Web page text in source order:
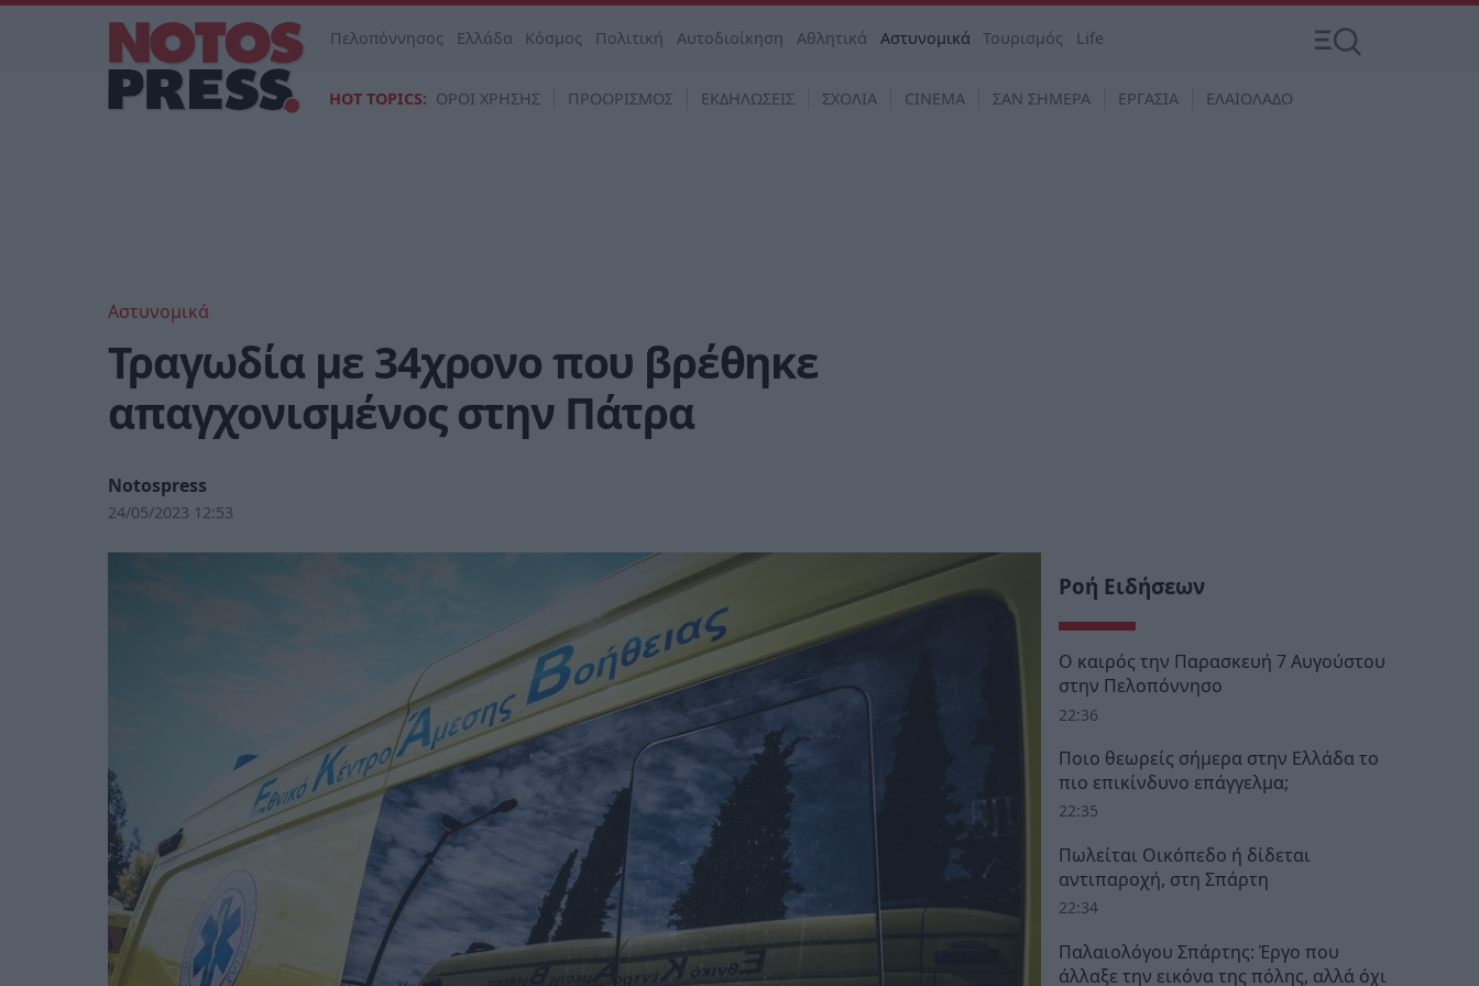
Πελοπόννησος Ελλάδα Κόσμος Πολιτική Αυτοδιοίκηση Αθλητικά Αστυνομικά Τουρισμός Life
HOT TOPICS: ΟΡΟΙ ΧΡΗΣΗΣ ΠΡΟΟΡΙΣΜΟΣ ΕΚΔΗΛΩΣΕΙΣ ΣΧΟΛΙΑ CINEMA ΣΑΝ ΣΗΜΕΡΑ ΕΡΓΑΣΙΑ ΕΛΑΙΟΛΑΔΟ
Αστυνομικά
Τραγωδία με 34χρονο που βρέθηκε
απαγχονισμένος στην Πάτρα
Notospress
24/05/2023 12:53
Ροή Ειδήσεων
Ο καιρός την Παρασκευή 7 Αυγούστου
στην Πελοπόννησο
22:36
Ποιο θεωρείς σήμερα στην Ελλάδα το
πιο επικίνδυνο επάγγελμα;
22:35
Πωλείται Οικόπεδο ή δίδεται
αντιπαροχή, στη Σπάρτη
22:34
Παλαιολόγου Σπάρτης: Έργο που
άλλαξε την εικόνα της πόλης, αλλά όχι